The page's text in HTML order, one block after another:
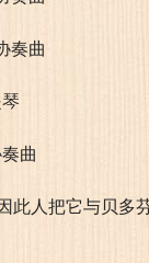
人把它与贝多